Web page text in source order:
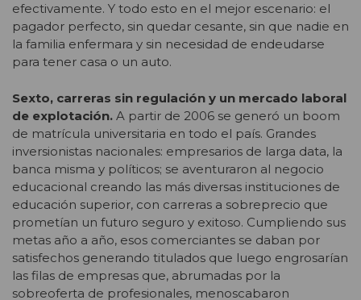
efectivamente. Y todo esto en el mejor escenario: el
pagador perfecto, sin quedar cesante, sin que nadie en
la familia enfermara y sin necesidad de endeudarse
para tener casa o un auto.
Sexto, carreras sin regulación y un mercado laboral
de explotación. A partir de 2006 se generó un boom
de matrícula universitaria en todo el país. Grandes
inversionistas nacionales: empresarios de larga data, la
banca misma y políticos; se aventuraron al negocio
educacional creando las más diversas instituciones de
educación superior, con carreras a sobreprecio que
prometían un futuro seguro y exitoso. Cumpliendo sus
metas año a año, esos comerciantes se daban por
satisfechos generando titulados que luego engrosarían
las filas de empresas que, abrumadas por la
sobreoferta de profesionales, menoscabaron